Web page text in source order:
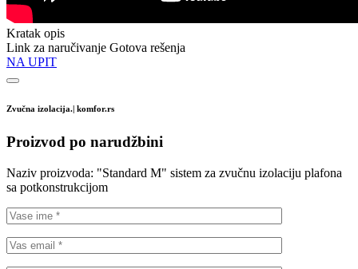
Kratak opis
Link za naručivanje Gotova rešenja
NA UPIT
Zvučna izolacija.| komfor.rs
Proizvod po narudžbini
Naziv proizvoda: "Standard M" sistem za zvučnu izolaciju plafona
sa potkonstrukcijom